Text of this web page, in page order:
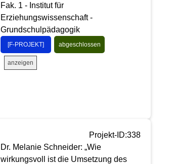
Fak. 1 - Institut für
Erziehungswissenschaft -
Grundschulpädagogik
[F-PROJEKT] abgeschlossen
anzeigen
Projekt-ID:338
Dr. Melanie Schneider: „Wie
wirkungsvoll ist die Umsetzung des